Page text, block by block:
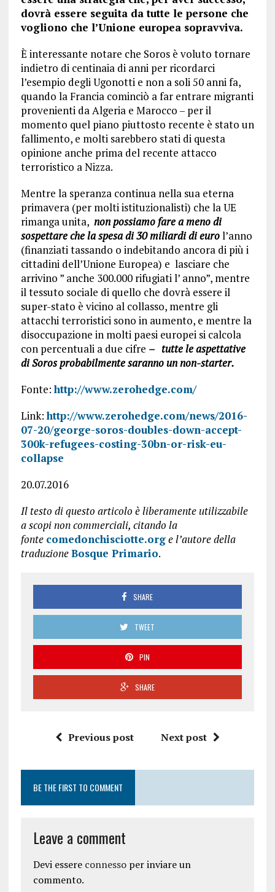
dovrà essere seguita da tutte le persone che
vogliono che l’Unione europea sopravviva.
È interessante notare che Soros è voluto tornare
indietro di centinaia di anni per ricordarci
l’esempio degli Ugonotti e non a soli 50 anni fa,
quando la Francia cominciò a far entrare migranti
provenienti da Algeria e Marocco – per il
momento quel piano piuttosto recente è stato un
fallimento, e molti sarebbero stati di questa
opinione anche prima del recente attacco
terroristico a Nizza.
Mentre la speranza continua nella sua eterna
primavera (per molti istituzionalisti) che la UE
rimanga unita, non possiamo fare a meno di
sospettare che la spesa di 30 miliardi di eurol’anno
(finanziati tassando o indebitando ancora di più i
cittadini dell’Unione Europea) e lasciare che
arrivino ” anche 300.000 rifugiati l’ anno”, mentre
il tessuto sociale di quello che dovrà essere il
super-stato è vicino al collasso, mentre gli
attacchi terroristici sono in aumento, e mentre la
disoccupazione in molti paesi europei si calcola
con percentuali a due cifre – tutte le aspettative
di Soros probabilmente saranno un non-starter.
Fonte:http://www.zerohedge.com/
Link:http://www.zerohedge.com/news/2016-
07-20/george-soros-doubles-down-accept-
300k-refugees-costing-30bn-or-risk-eu-
collapse
20.07.2016
Il testo di questo articolo è liberamente utilizzabile
a scopi non commerciali, citando la
fonte comedonchisciotte.orge l’autore della
traduzioneBosque Primario.
SHARE
TWEET
PIN
SHARE
Previous post Next post
BE THE FIRST TO COMMENT
Leave a comment
Devi essere connessoper inviare un
commento.